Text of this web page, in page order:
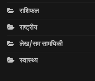
राशिफल
राष्ट्रीय
लेख/सम सामयिकी
स्वास्थ्य